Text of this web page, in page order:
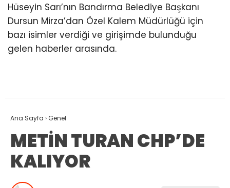
Hüseyin Sarı’nın Bandırma Belediye Başkanı
Dursun Mirza’dan Özel Kalem Müdürlüğü için
bazı isimler verdiği ve girişimde bulunduğu
gelen haberler arasında.
Ana Sayfa ›Genel
METİN TURAN CHP’DE
KALIYOR